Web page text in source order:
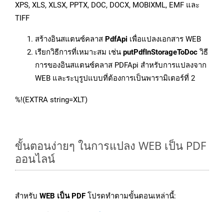
XPS, XLS, XLSX, PPTX, DOC, DOCX, MOBIXML, EMF และ
TIFF
สร้างอินสแตนซ์คลาส PdfApi เพื่อแปลงเอกสาร WEB
เรียกวิธีการที่เหมาะสม เช่น putPdfInStorageToDoc วิธี
การของอินสแตนซ์คลาส PDFApi สำหรับการแปลงจาก
WEB และระบุรูปแบบที่ต้องการเป็นพารามิเตอร์ที่ 2
%!(EXTRA string=XLT)
ขั้นตอนง่ายๆ ในการแปลง WEB เป็น PDF
ออนไลน์
สำหรับ WEB เป็น PDF โปรดทำตามขั้นตอนเหล่านี้: